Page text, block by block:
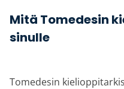
Mitä Tomedesin
sinulle
Tomedesin